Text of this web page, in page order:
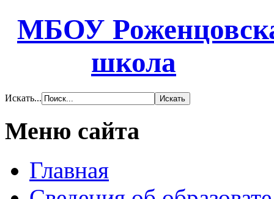
МБОУ
школа
Искать...
Меню сайта
Главная